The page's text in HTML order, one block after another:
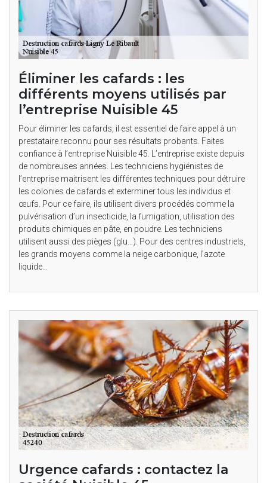
Éliminer les cafards : les
différents moyens utilisés par
l’entreprise Nuisible 45
Pour éliminer les cafards, il est essentiel de faire appel à un
prestataire reconnu pour ses résultats probants. Faites
confiance à l’entreprise Nuisible 45. L’entreprise existe depuis
de nombreuses années. Les techniciens hygiénistes de
l’entreprise maitrisent les différentes techniques pour détruire
les colonies de cafards et exterminer tous les individus et
œufs. Pour ce faire, ils utilisent divers procédés comme la
pulvérisation d’un insecticide, la fumigation, utilisation des
produits chimiques en pâte, en poudre. Les techniciens
utilisent aussi des pièges (glu…). Pour des centres industriels,
les grands moyens comme la neige carbonique, l’azote
liquide…
Urgence cafards : contactez la